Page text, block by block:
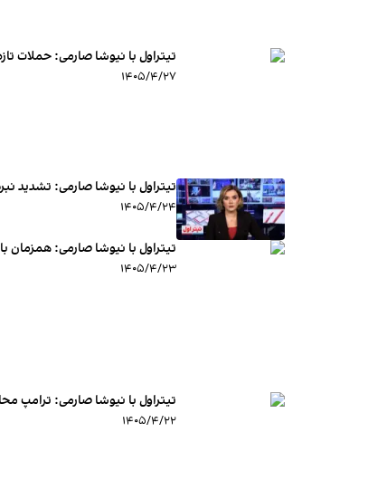
تیتراول با نیوشا صارمی: حملات
۱۴۰۵/۴/۲۷
تیتراول با نیوشا صارمی: تشدید
۱۴۰۵/۴/۲۴
تیتراول با نیوشا صارمی:
۱۴۰۵/۴/۲۳
تیتراول با نیوشا صارمی: ترامپ محاصره
۱۴۰۵/۴/۲۲